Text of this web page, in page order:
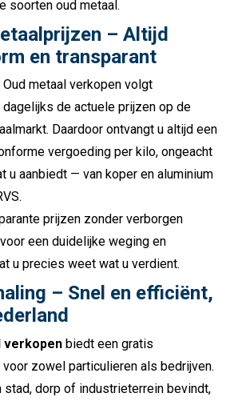
soorten oud metaal.
– Altijd
en transparant
metaal verkopen volgt
dagelijks de actuele prijzen op de
Daardoor ontvangt u altijd een
vergoeding per kilo, ongeacht
u aanbiedt — van koper en aluminium
prijzen zonder verborgen
een duidelijke weging en
u precies weet wat u verdient.
– Snel en efficiënt,
verkopen biedt een gratis
zowel particulieren als bedrijven.
stad, dorp of industrieterrein bevindt,